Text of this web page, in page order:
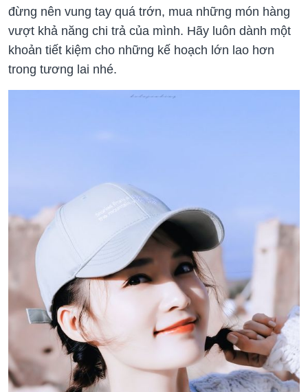
đừng nên vung tay quá trớn, mua những món hàng
vượt khả năng chi trả của mình. Hãy luôn dành một
khoản tiết kiệm cho những kế hoạch lớn lao hơn
trong tương lai nhé.